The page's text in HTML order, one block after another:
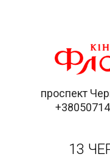
проспект
13